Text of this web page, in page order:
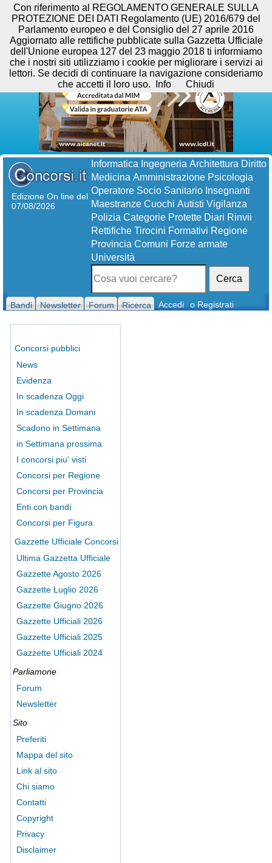
Edizione On line del
07/08/2026
Informatica Ingegneria Architettura Diritto
Medicina Amministrazione Psicologia
Operatore Socio Sanitario Insegnanti
Maestranze Cuochi Autisti Vigilanza
Polizia Categorie Protette Diari Rinvii
Rettifiche Tirocini Formativi Regione
Provincia Comuni Forze armate
Università
Cerca
Bandi Newsletter Forum Ricerca Accedi o Registrati
Concorsi pubblici
News
Evidenza
In scadenza Oggi
In scadenza Domani
Scadono in Settimana
in Settimana prossima
I concorsi piu' visti
Concorsi per Regione
Concorsi per Provincia
Enti con bandi
Concorsi per Figura
Gazzette Ufficiale Concorsi
Ultima Gazzetta Ufficiale
Gazzette Agosto 2026
Gazzette Luglio 2026
Gazzette Giugno 2026
Gazzette Ufficiali 2026
Gazzette Ufficiali 2025
Gazzette Ufficiali 2024
Parliamone
Forum
Newsletter
Sito
Preferiti
Mappa del sito
Link al sito
Chi siamo
Contatti
Copyright
Privacy
Disclaimer
Con riferimento al REGOLAMENTO GENERALE SULLA
PROTEZIONE DEI DATI Regolamento (UE) 2016/679 del
Parlamento europeo e del Consiglio del 27 aprile 2016
Aggiornato alle rettifiche pubblicate sulla Gazzetta Ufficiale
dell'Unione europea 127 del 23 maggio 2018 ti informiamo
che i nostri siti utilizziamo i cookie per migliorare i servizi ai
lettori. Se decidi di continuare la navigazione consideriamo
che accetti il loro uso.
Info Chiudi